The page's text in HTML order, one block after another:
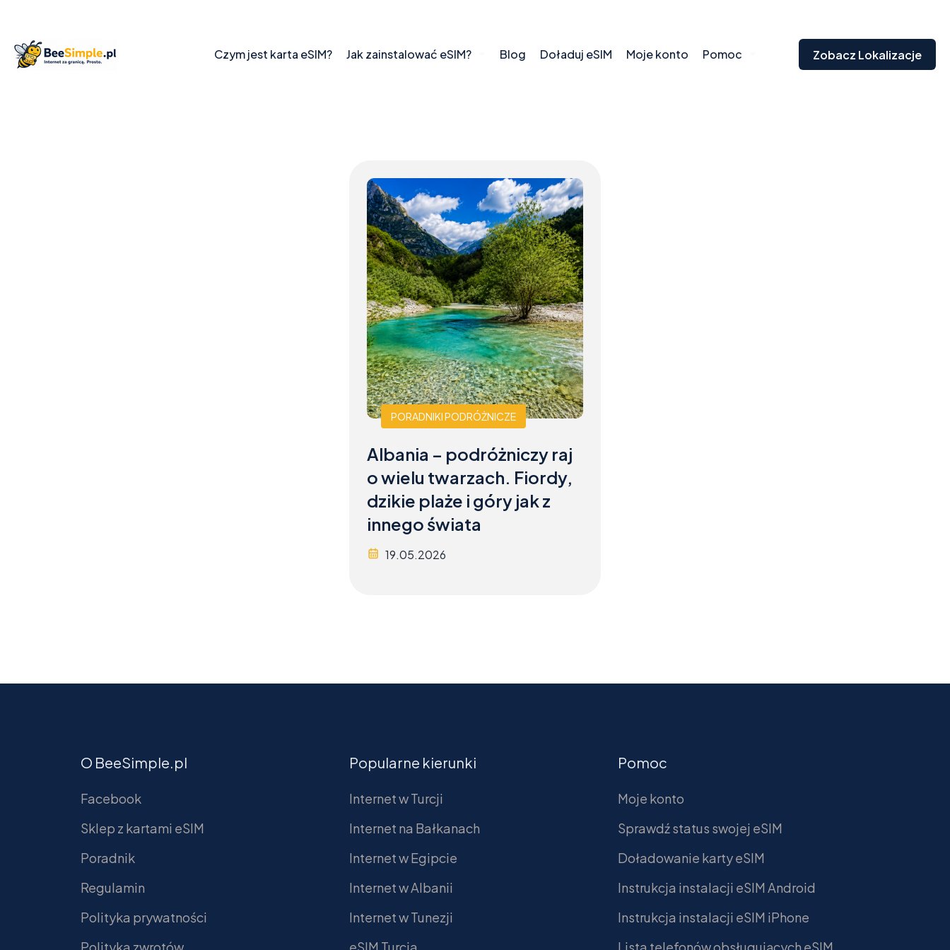
Czym jest karta eSIM? Jak zainstalować eSIM? Blog Doładuj eSIM Moje konto Pomoc Zobacz Lokalizacje
PORADNIKI PODRÓŻNICZE
Albania – podróżniczy raj
o wielu twarzach. Fiordy,
dzikie plaże i góry jak z
innego świata
19.05.2026
O BeeSimple.pl
Facebook
Sklep z kartami eSIM
Poradnik
Regulamin
Polityka prywatności
Popularne kierunki
Internet w Turcji
Internet na Bałkanach
Internet w Egipcie
Internet w Albanii
Internet w Tunezji
Pomoc
Moje konto
Sprawdź status swojej eSIM
Doładowanie karty eSIM
Instrukcja instalacji eSIM Android
Instrukcja instalacji eSIM iPhone